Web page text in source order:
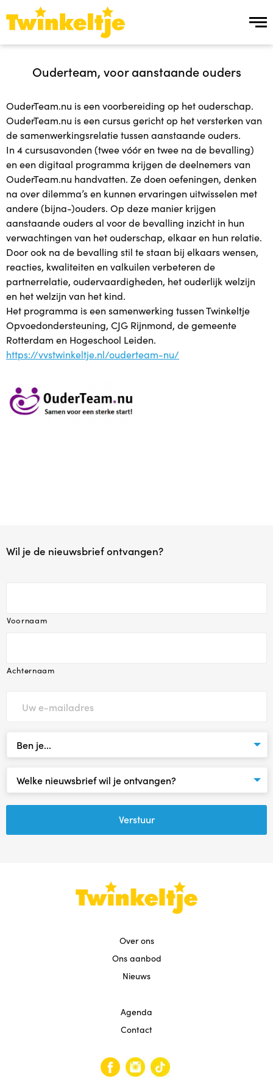
Team Twinkeltje
Manier van werken
Werken bij
Ons aanbod
Ons aanbod
Babytijd
Dreumestijd
Peuter in Zicht
Agenda
Reviews
Ouderteam, voor aanstaande ouders
OuderTeam.nu is een voorbereiding op het ouderschap.
OuderTeam.nu is een cursus gericht op het versterken van
de samenwerkingsrelatie tussen aanstaande ouders.
In 4 cursusavonden (twee vóór en twee na de bevalling)
en een digitaal programma krijgen de deelnemers van
OuderTeam.nu handvatten. Ze doen oefeningen, denken
na over dilemma’s en kunnen ervaringen uitwisselen met
andere (bijna-)ouders. Op deze manier krijgen
aanstaande ouders al voor de bevalling inzicht in hun
verwachtingen van het ouderschap, elkaar en hun relatie.
Door ook na de bevalling stil te staan bij elkaars wensen,
reacties, kwaliteiten en valkuilen verbeteren de
partnerrelatie, oudervaardigheden, het ouderlijk welzijn
en het welzijn van het kind.
Het programma is een samenwerking tussen Twinkeltje
Opvoedondersteuning, CJG Rijnmond, de gemeente
Rotterdam en Hogeschool Leiden.
https://vvstwinkeltje.nl/ouderteam-nu/
Wil je de nieuwsbrief ontvangen?
Voornaam
Achternaam
Over ons
Ons aanbod
Nieuws
Agenda
Contact